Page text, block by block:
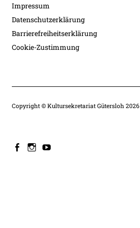
Impressum
Datenschutzerklärung
Barrierefreiheitserklärung
Cookie-Zustimmung
Copyright © Kultursekretariat Gütersloh 2026